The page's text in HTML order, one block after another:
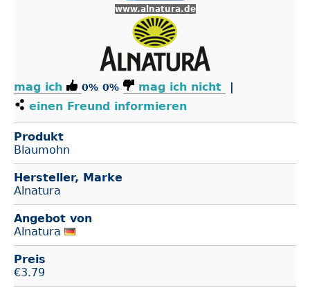
www.alnatura.de
mag ich 0% 0% mag ich nicht
|
einen Freund informieren
Produkt
Blaumohn
Hersteller, Marke
Alnatura
Angebot von
Alnatura
Preis
€3.79